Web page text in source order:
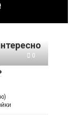
0